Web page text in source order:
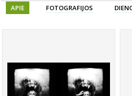
APIE FOTOGRAFIJOS